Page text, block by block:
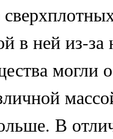
в ней из-за
могли
В